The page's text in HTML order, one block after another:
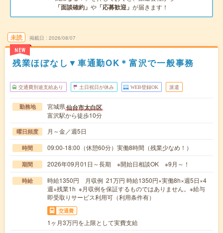
「面談確約」 や 「応募歓迎」 が届きます！
未読
NEW
掲載日 2026/08/07
残業ほぼなし▼車通勤OK＊富沢で一般事務
交通費別途支給あり 土日祝日が休み WEB登録OK 派遣
勤務地 宮城県仙台市太白区
富沢駅から徒歩10分
曜日頻度 月～金／週5日
時間 09:00-18:00（休憩60分）実働8時間（残業少なめ！）
期間 2026年09月01日～長期 ※開始日相談OK ※9月～！
時給
時給1350円 月収例 21万円 時給1350円×実働8h×週5日×4
週+残業1h ※月収例を保証するものではありません。※給与
即受取りサービス利用可（利用条件有）
交通費
1ヶ月3万円を上限として実費支給